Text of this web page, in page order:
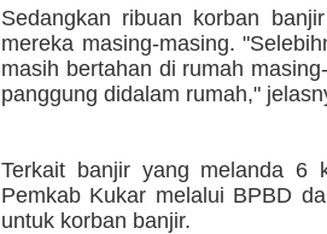
Sedangkan ribuan korban
mereka masing-masing.
masih bertahan di rumah
panggung didalam rumah,"
Terkait banjir yang melanda 6
Pemkab Kukar melalui BPBD
untuk korban banjir.